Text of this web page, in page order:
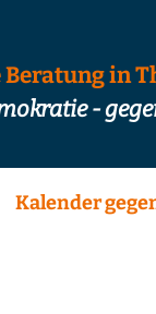
Beratung in
-
Kalender